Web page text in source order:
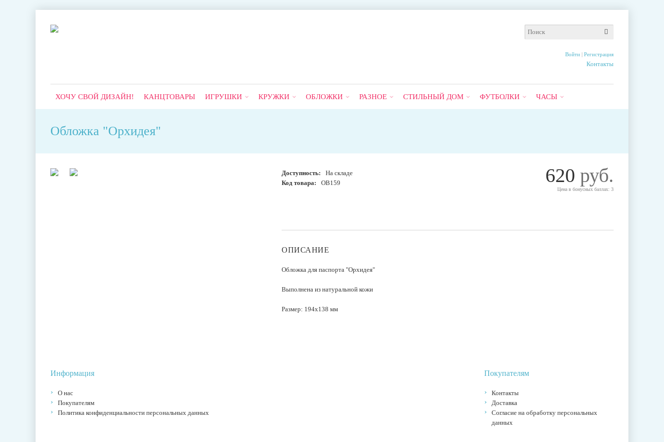
Войти| Регистрация
Контакты
ХОЧУ СВОЙ ДИЗАЙН! КАНЦТОВАРЫ ИГРУШКИ КРУЖКИ ОБЛОЖКИ РАЗНОЕ СТИЛЬНЫЙ ДОМ ФУТБОЛКИ ЧАСЫ
Обложка "Орхидея"
620 руб.
Цена в бонусных баллах: 3
Доступность:
На складе
Код товара:
OB159
ОПИСАНИЕ
Обложка для паспорта "Орхидея"
Выполнена из натуральной кожи
Размер: 194x138 мм
Информация
О нас
Покупателям
Политика конфиденциальности персональных данных
Покупателям
Контакты
Доставка
Согласие на обработку персональных
данных